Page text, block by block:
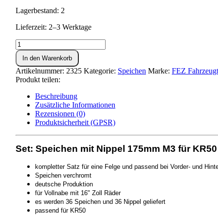
Lagerbestand: 2
Lieferzeit: 2–3 Werktage
Set:
Speichen
mit
Nippel
-
Chrom
Produktion)
In den Warenkorb
Artikelnummer: 2325 Kategorie: Speichen Marke: FEZ
Produkt teilen:
Beschreibung
Zusätzliche Informationen
Rezensionen (0)
Produktsicherheit (GPSR)
Set: Speichen mit Nippel 175mm M3 für KR50
kompletter Satz für eine Felge und passend bei Vorder- und
Speichen verchromt
deutsche Produktion
für Vollnabe mit 16" Zoll Räder
es werden 36 Speichen und 36 Nippel geliefert
passend für KR50